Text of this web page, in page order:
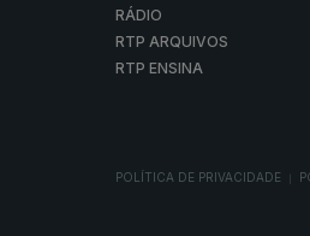
RÁDIO
RTP ARQUIVOS
RTP ENSINA
POLÍTICA DE PRIVACIDADE